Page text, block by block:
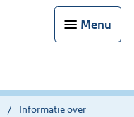
Menu
Informatie over